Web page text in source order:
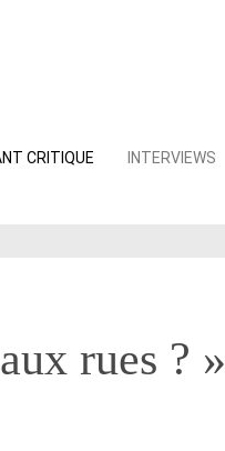
CRITIQUE INTERVIEWS
rues ? »